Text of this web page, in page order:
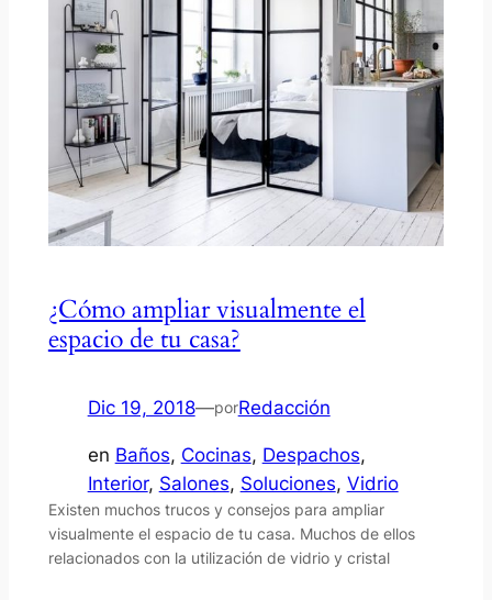
¿Cómo ampliar visualmente el
espacio de tu casa?
Dic 19, 2018—porRedacción
en Baños, Cocinas, Despachos
Interior, Salones, Soluciones, Vidrio
Existen muchos trucos y consejos para ampliar
visualmente el espacio de tu casa. Muchos de ellos
relacionados con la utilización de vidrio y cristal